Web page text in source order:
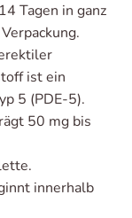
Tagen in ganz
ist ein
5 (PDE-5).
50 mg bis
innerhalb